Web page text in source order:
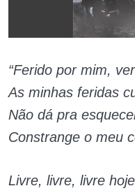
“Ferido por mim,
As minhas feridas
Não dá pra
Constrange o meu
Livre, livre, livre